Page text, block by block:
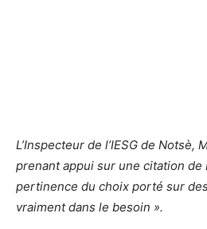
L’Inspecteur de l’IESG de Notsè,
prenant appui sur une citation de
pertinence du choix porté sur
vraiment dans le besoin ».